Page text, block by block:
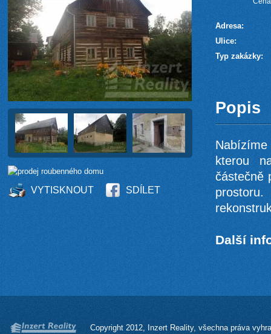
VYTISKNOUT SDÍLET
Adresa:
Ulice:
Typ zakázky:
Popis
kterou
částečně
prostoru.
Další
Copyright 2012, Inzert Reality, všechna práva